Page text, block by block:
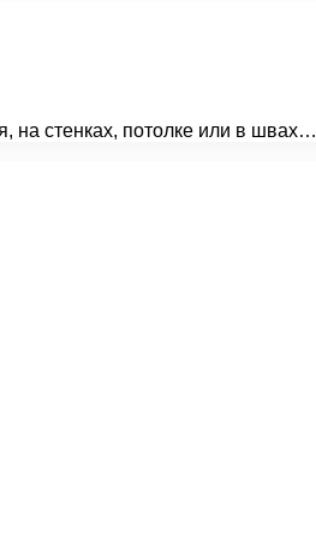
на стенках, потолке или в швах…